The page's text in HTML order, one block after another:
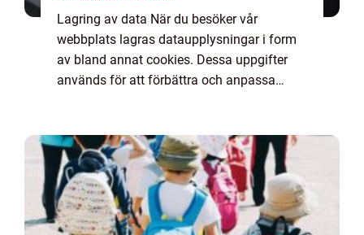
Lagring av data När du besöker vår
webbplats lagras dataupplysningar i form
av bland annat cookies. Dessa uppgifter
används för att förbättra och anpassa
att vi...